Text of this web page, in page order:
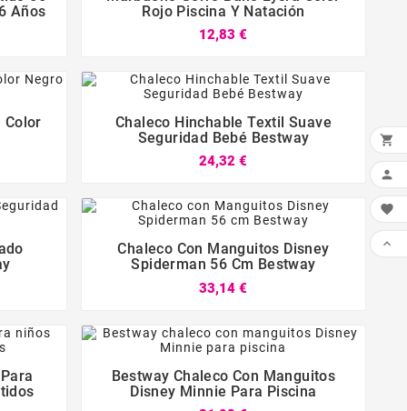
Años
  
Rojo Piscina Y Natación
12,83 €
Color
  
Chaleco Hinchable Textil Suave
Seguridad Bebé Bestway
24,32 €
  
Chaleco Con Manguitos Disney
Spiderman 56 Cm Bestway
33,14 €
Bestway Chaleco Con Manguitos
Disney Minnie Para Piscina



